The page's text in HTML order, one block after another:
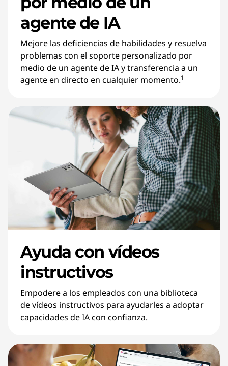
agente de IA
Mejore las deficiencias de habilidades y resuelva
problemas con el soporte personalizado por
medio de un agente de IA y transferencia a un
agente en directo en cualquier momento.1
Ayuda con vídeos
instructivos
Empodere a los empleados con una biblioteca
de vídeos instructivos para ayudarles a adoptar
capacidades de IA con confianza.